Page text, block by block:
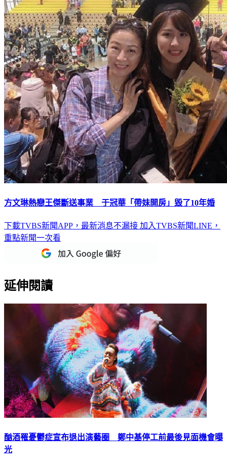
方文琳熱戀王傑斷送事業 于冠華「帶妹開房」毀了10年婚
下載TVBS新聞APP，最新消息不漏接 加入TVBS新聞LINE，
重點新聞一次看
延伸閱讀
酗酒罹憂鬱症宣布退出演藝圈 鄭中基停工前最後見面機會曝
光